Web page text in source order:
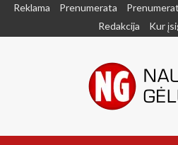
SkipReklama Prenumerata
Redakcija
Kur